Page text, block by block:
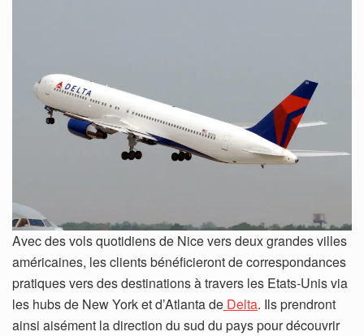
Avec des vols quotidiens de Nice vers deux grandes villes
américaines, les clients bénéficieront de correspondances
pratiques vers des destinations à travers les Etats-Unis via
les hubs de New York et d’Atlanta de Delta. Ils prendront
ainsi aisément la direction du sud du pays pour découvrir